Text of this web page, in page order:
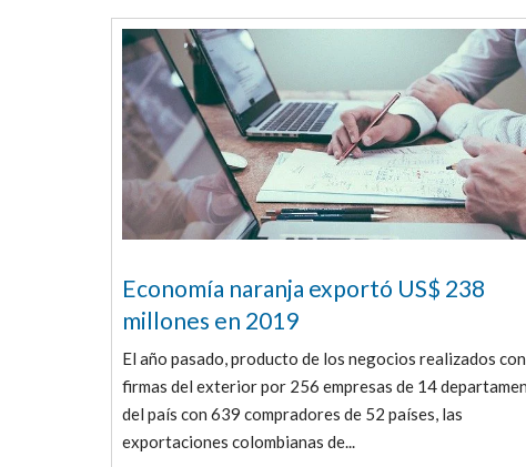
Economía naranja exportó US$ 238
millones en 2019
El año pasado, producto de los negocios realizados con
firmas del exterior por 256 empresas de 14
del país con 639 compradores de 52 países, las
exportaciones colombianas de...